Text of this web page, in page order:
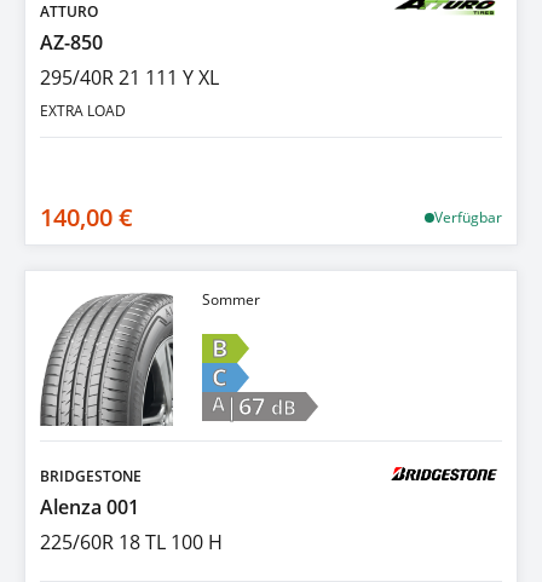
ATTURO
AZ-850
295/40R 21 111 Y XL
EXTRA LOAD
140,00 € Verfügbar
Sommer
B
C
A |67 dB
BRIDGESTONE
Alenza 001
225/60R 18 TL 100 H